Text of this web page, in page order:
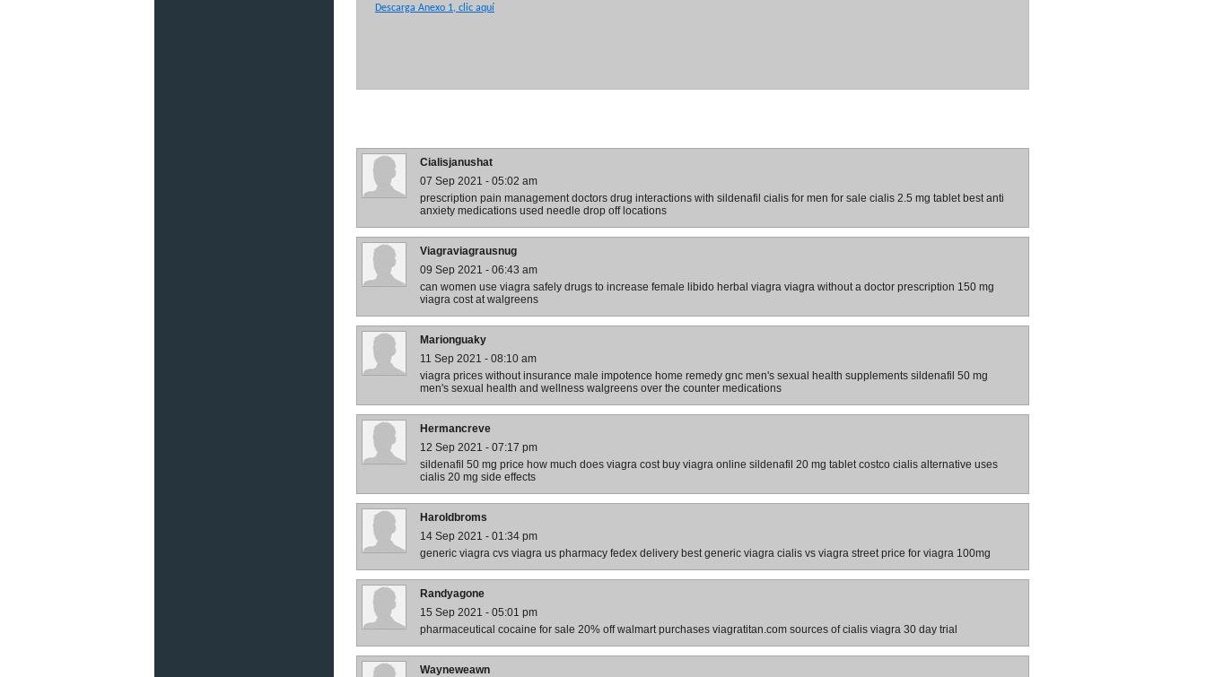
Descarga Anexo 1, clic aquí
Cialisjanushat
07 Sep 2021 - 05:02 am
prescription pain management doctors drug interactions with sildenafil cialis for men for sale cialis 2.5 mg tablet best anti
anxiety medications used needle drop off locations
Viagraviagrausnug
09 Sep 2021 - 06:43 am
can women use viagra safely drugs to increase female libido herbal viagra viagra without a doctor prescription 150 mg
viagra cost at walgreens
Marionguaky
11 Sep 2021 - 08:10 am
viagra prices without insurance male impotence home remedy gnc men's sexual health supplements sildenafil 50 mg
men's sexual health and wellness walgreens over the counter medications
Hermancreve
12 Sep 2021 - 07:17 pm
sildenafil 50 mg price how much does viagra cost buy viagra online sildenafil 20 mg tablet costco cialis alternative uses
cialis 20 mg side effects
Haroldbroms
14 Sep 2021 - 01:34 pm
generic viagra cvs viagra us pharmacy fedex delivery best generic viagra cialis vs viagra street price for viagra 100mg
Randyagone
15 Sep 2021 - 05:01 pm
pharmaceutical cocaine for sale 20% off walmart purchases viagratitan.com sources of cialis viagra 30 day trial
Wayneweawn